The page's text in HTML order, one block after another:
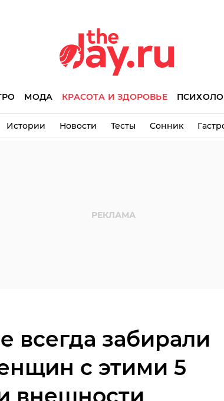
МОДА КРАСОТА И ЗДОРОВЬЕ
Истории Новости Тесты Сонник
всегда забирали
с этими 5
внешности